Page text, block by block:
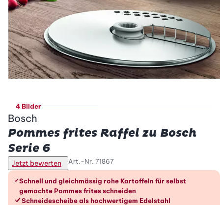
4 Bilder
Bosch
Pommes frites Raffel zu Bosch
Serie 6
Jetzt bewerten Art.-Nr. 71867
Die Vorteile im Überblick
Schnell und gleichmässig rohe Kartoffeln für selbst
gemachte Pommes frites schneiden
Schneidescheibe als hochwertigem Edelstahl